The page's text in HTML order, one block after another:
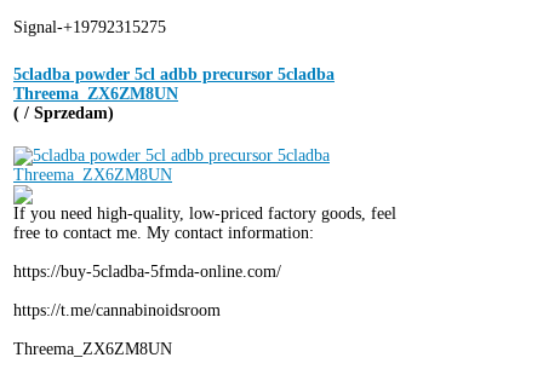
Signal-+19792315275
5cladba powder 5cl adbb precursor 5cladba
Threema_ZX6ZM8UN
( / Sprzedam)
If you need high-quality, low-priced factory goods, feel
free to contact me. My contact information:
https://buy-5cladba-5fmda-online.com/
https://t.me/cannabinoidsroom
Threema_ZX6ZM8UN